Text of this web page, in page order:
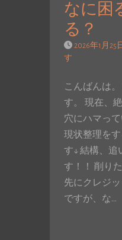
なに困
る？
2026年1月25
す
こんばんは
す。 現在、
穴にハマって
現状整理を
す↓ 結構、追
す！！ 削り
先にクレジ
ですが、な…